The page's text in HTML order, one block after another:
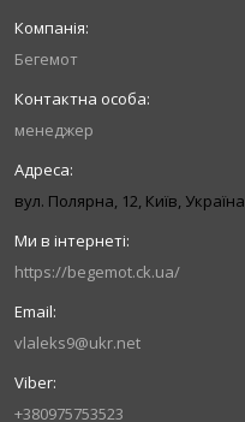
Бегемот
менеджер
вул. Полярна, 12, Київ, Україна
https://begemot.ck.ua/
vlaleks9@ukr.net
+380975753523